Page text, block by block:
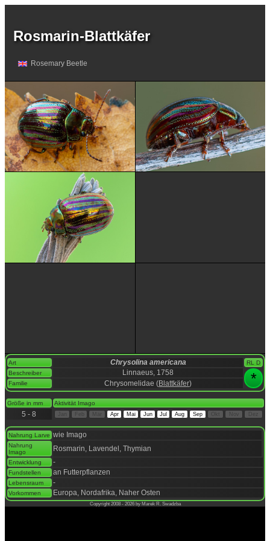
Rosmarin-Blattkäfer
Rosemary Beetle
Art Chrysolina americana
RL D
Beschreiber
Linnaeus, 1758 *
Familie Chrysomelidae (Blattkäfer)
Größe in mm Aktivität Imago
5 - 8 Apr Mai Jun Jul Aug Sep Dez
Nahrung Larve wie Imago
Nahrung
Imago
Rosmarin, Lavendel, Thymian
Entwicklung -
Fundstellen an Futterpflanzen
Lebensraum -
Vorkommen Europa, Nordafrika, Naher Osten
Copyright 2008 - 2026 by Marek R. Swadzba